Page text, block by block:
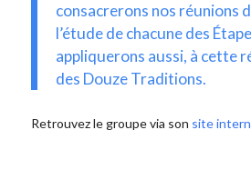
consacrerons nos réunions
l’étude de chacune des
appliquerons aussi, à cette
des Douze Traditions.
Retrouvez le groupe via son site